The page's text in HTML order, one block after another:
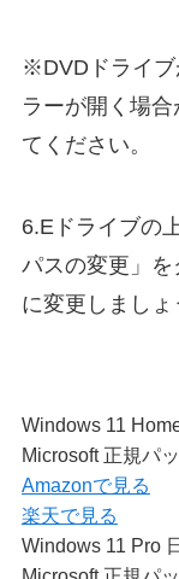
※DVDドライブ
ラーが開く場
てください。
6.Eドライブの
パスの変更」を
に変更しましょ
Windows 11
Microsoft 正規パ
Amazonで見る
楽天で見る
Windows 11 Pro